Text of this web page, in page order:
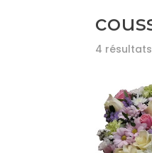
4